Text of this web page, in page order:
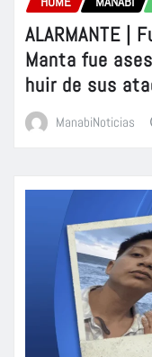
ALARMANTE |
Manta fue
huir de sus
ManabiNoticias